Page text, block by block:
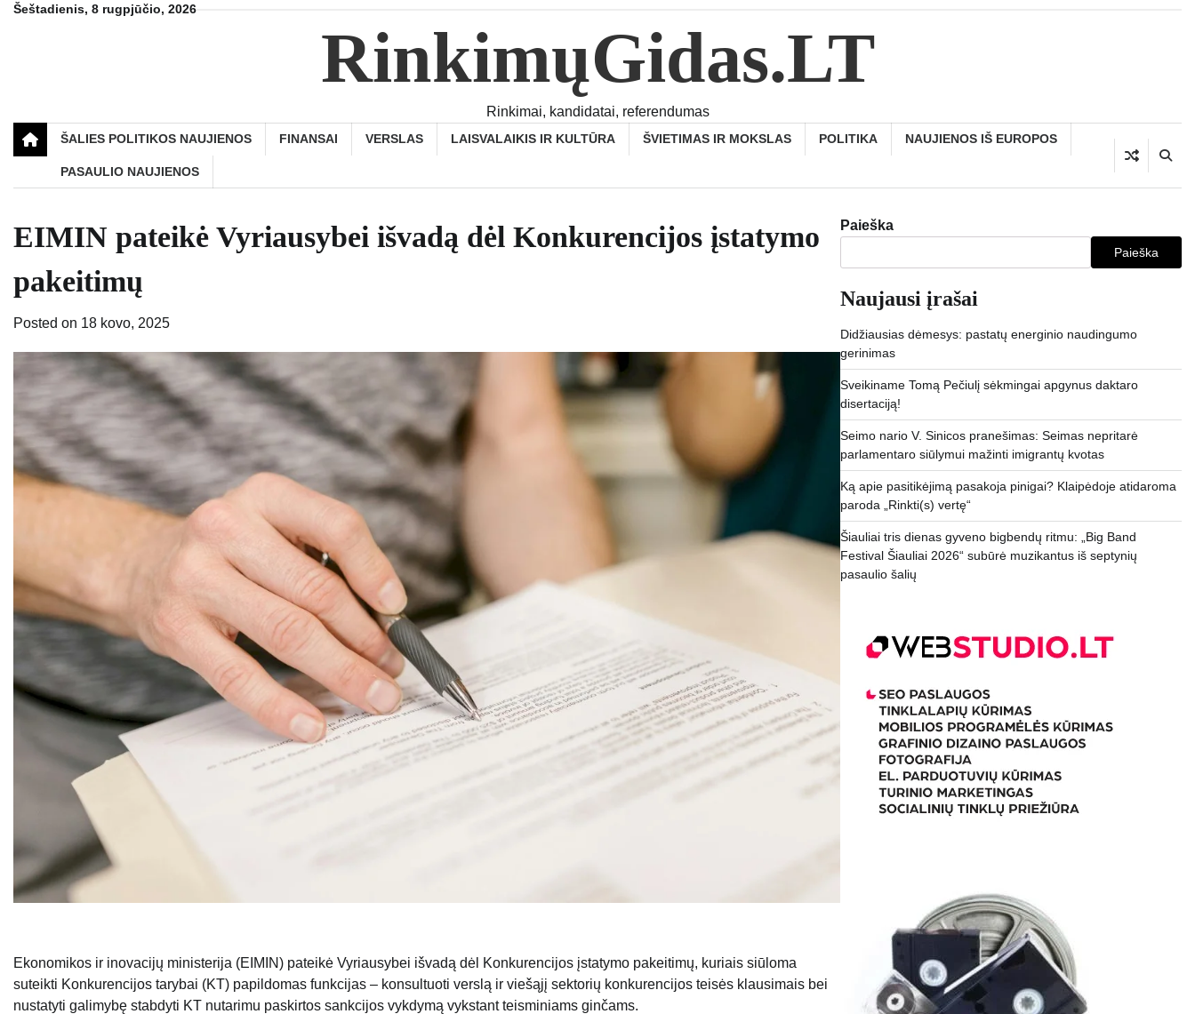
SkipŠeštadienis, 8 rugpjūčio, 2026
RinkimųGidas.LT
Rinkimai, kandidatai, referendumas
ŠALIES POLITIKOS NAUJIENOS FINANSAI VERSLAS LAISVALAIKIS IR KULTŪRA ŠVIETIMAS IR MOKSLAS POLITIKA NAUJIENOS IŠ EUROPOS
PASAULIO NAUJIENOS
EIMIN pateikė Vyriausybei išvadą dėl Konkurencijos įstatymo
pakeitimų
Posted on 18 kovo, 2025
Ekonomikos ir inovacijų ministerija (EIMIN) pateikė Vyriausybei išvadą dėl Konkurencijos įstatymo pakeitimų, kuriais siūloma
suteikti Konkurencijos tarybai (KT) papildomas funkcijas – konsultuoti verslą ir viešąjį sektorių konkurencijos teisės klausimais bei
nustatyti galimybę stabdyti KT nutarimu paskirtos sankcijos vykdymą vykstant teisminiams ginčams.
Paieška
Paieška
Naujausi įrašai
Didžiausias dėmesys: pastatų energinio naudingumo
gerinimas
Sveikiname Tomą Pečiulį sėkmingai apgynus daktaro
disertaciją!
Seimo nario V. Sinicos pranešimas: Seimas nepritarė
parlamentaro siūlymui mažinti imigrantų kvotas
Ką apie pasitikėjimą pasakoja pinigai? Klaipėdoje atidaroma
paroda „Rinkti(s) vertę“
Šiauliai tris dienas gyveno bigbendų ritmu: „Big Band
Festival Šiauliai 2026“ subūrė muzikantus iš septynių
pasaulio šalių